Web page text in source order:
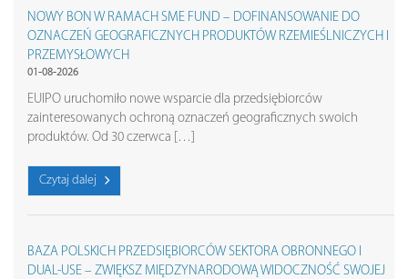
NOWY BON W RAMACH SME FUND – DOFINANSOWANIE DO
OZNACZEŃ GEOGRAFICZNYCH PRODUKTÓW RZEMIEŚLNICZYCH I
PRZEMYSŁOWYCH
01-08-2026
EUIPO uruchomiło nowe wsparcie dla przedsiębiorców
zainteresowanych ochroną oznaczeń geograficznych swoich
produktów. Od 30 czerwca […]
Czytaj dalej
BAZA POLSKICH PRZEDSIĘBIORCÓW SEKTORA OBRONNEGO I
DUAL-USE – ZWIĘKSZ MIĘDZYNARODOWĄ WIDOCZNOŚĆ SWOJEJ